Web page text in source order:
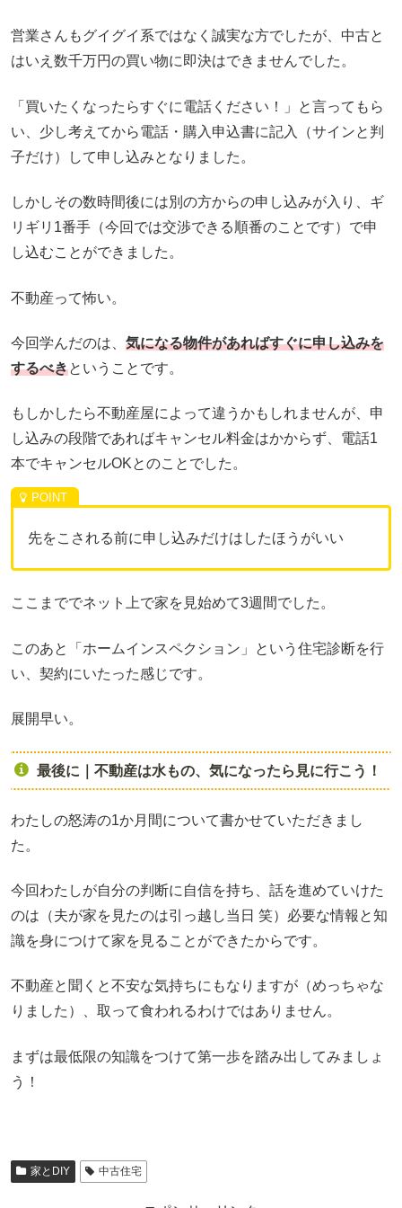
営業さんもグイグイ系ではなく誠実な方でしたが、中古と
はいえ数千万円の買い物に即決はできませんでした。
「買いたくなったらすぐに電話ください！」と言ってもら
い、少し考えてから電話・購入申込書に記入（サインと判
子だけ）して申し込みとなりました。
しかしその数時間後には別の方からの申し込みが入り、ギ
リギリ1番手（今回では交渉できる順番のことです）で申
し込むことができました。
不動産って怖い。
今回学んだのは、 気になる物件があればすぐに申し込みを
するべきということです。
もしかしたら不動産屋によって違うかもしれませんが、申
し込みの段階であればキャンセル料金はかからず、電話1
本でキャンセルOKとのことでした。
先をこされる前に申し込みだけはしたほうがいい
ここまででネット上で家を見始めて3週間でした。
このあと「ホームインスペクション」という住宅診断を行
い、契約にいたった感じです。
展開早い。
最後に｜不動産は水もの、気になったら見に行こう！
わたしの怒涛の1か月間について書かせていただきまし
た。
今回わたしが自分の判断に自信を持ち、話を進めていけた
のは（夫が家を見たのは引っ越し当日 笑）必要な情報と知
識を身につけて家を見ることができたからです。
不動産と聞くと不安な気持ちにもなりますが（めっちゃな
りました）、取って食われるわけではありません。
まずは最低限の知識をつけて第一歩を踏み出してみましょ
う！
家とDIY 中古住宅